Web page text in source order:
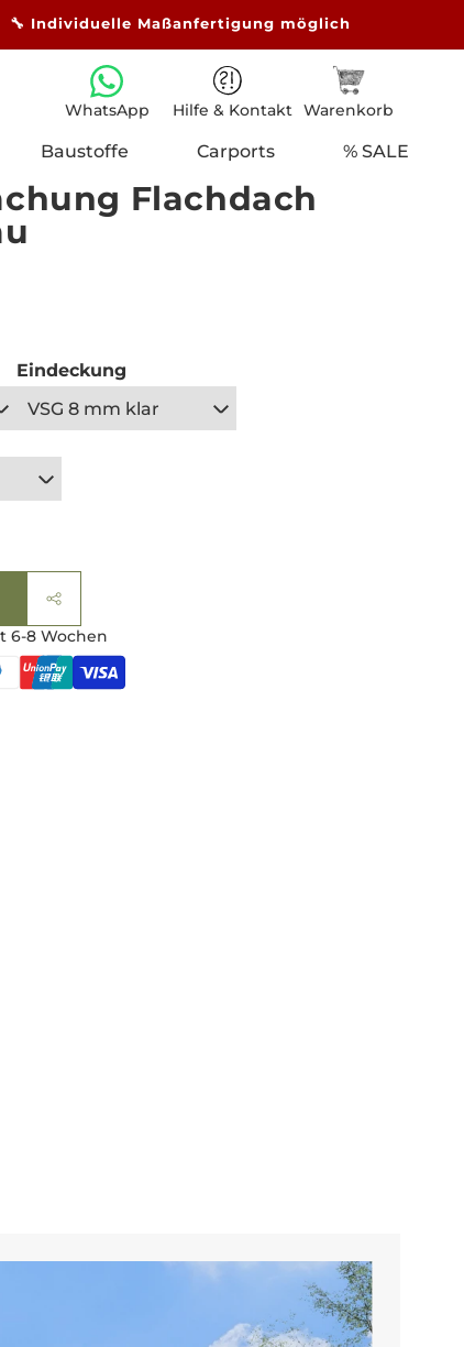
🔧 Individuelle Maßanfertigung möglich
WhatsApp Hilfe & Kontakt Warenkorb
Baustoffe Carports % SALE
Flachdach
Eindeckung
6-8 Wochen